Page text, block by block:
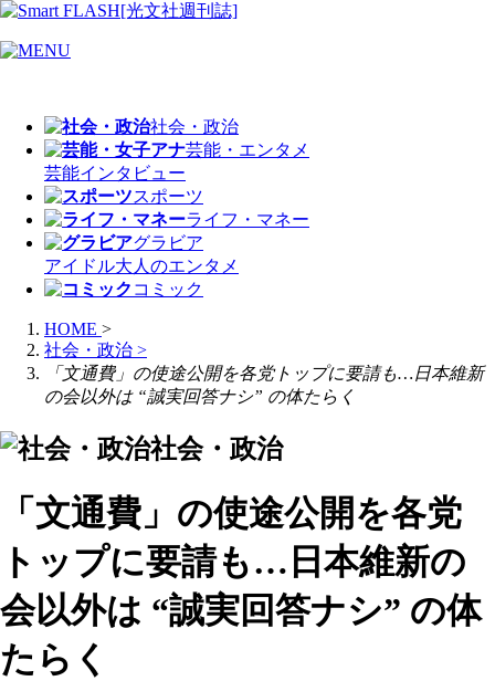
社会・政治
芸能・エンタメ
芸能インタビュー
スポーツ
ライフ・マネー
グラビア
アイドル大人のエンタメ
コミック
HOME >
社会・政治 >
「文通費」の使途公開を各党トップに要請も…日本維新
の会以外は “誠実回答ナシ” の体たらく
社会・政治
「文通費」の使途公開を各党
トップに要請も…日本維新の
会以外は “誠実回答ナシ” の体
たらく